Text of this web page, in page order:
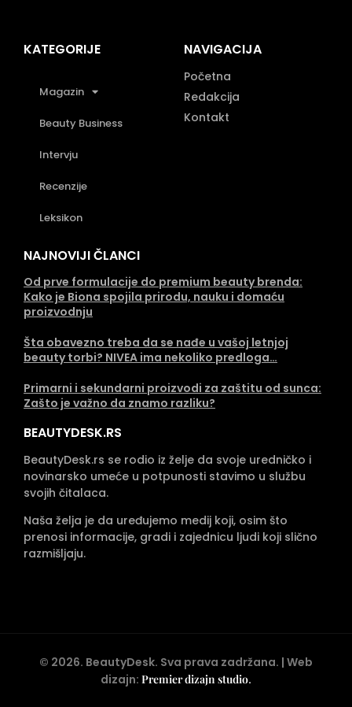
KATEGORIJE
Magazin
Beauty Business
Intervju
Recenzije
Leksikon
NAVIGACIJA
Početna
Redakcija
Kontakt
NAJNOVIJI ČLANCI
Od prve formulacije do premium beauty brenda:
Kako je Biona spojila prirodu, nauku i domaću
proizvodnju
Šta obavezno treba da se nađe u vašoj letnjoj
beauty torbi? NIVEA ima nekoliko predloga…
Primarni i sekundarni proizvodi za zaštitu od sunca:
Zašto je važno da znamo razliku?
BEAUTYDESK.RS
BeautyDesk.rs se rodio iz želje da svoje uredničko i
novinarsko umeće u potpunosti stavimo u službu
svojih čitalaca.
Naša želja je da uređujemo medij koji, osim što
prenosi informacije, gradi i zajednicu ljudi koji slično
razmišljaju.
© 2026. BeautyDesk. Sva prava zadržana. | Web
dizajn: Premier dizajn studio.